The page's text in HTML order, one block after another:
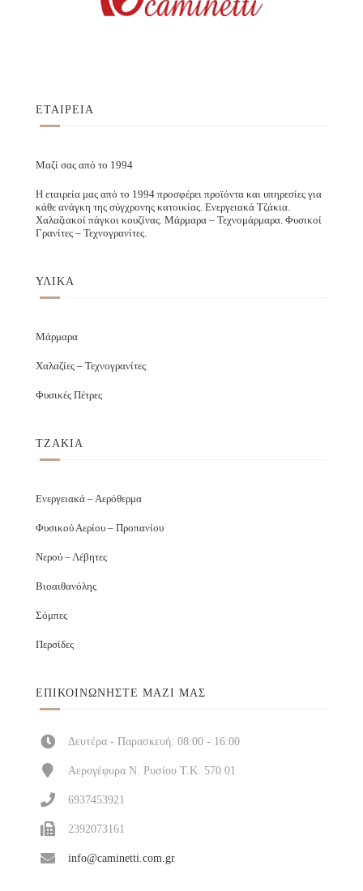
ΕΤΑΙΡΕΙΑ
Μαζί σας από το 1994
Η εταιρεία μας από το 1994 προσφέρει προϊόντα και υπηρεσίες για
κάθε ανάγκη της σύγχρονης κατοικίας. Ενεργειακά Τζάκια.
Χαλαζιακοί πάγκοι κουζίνας. Μάρμαρα – Τεχνομάρμαρα. Φυσικοί
Γρανίτες – Τεχνογρανίτες.
ΥΛΙΚΑ
Μάρμαρα
Χαλαζίες – Τεχνογρανίτες
Φυσικές Πέτρες
ΤΖΑΚΙΑ
Ενεργειακά – Αερόθερμα
Φυσικού Αερίου – Προπανίου
Νερού – Λέβητες
Βιοαιθανόλης
Σόμπες
Περσίδες
ΕΠΙΚΟΙΝΩΝΉΣΤΕ ΜΑΖΊ ΜΑΣ
Δευτέρα - Παρασκευή: 08:00 - 16:00
Αερογέφυρα Ν. Ρυσίου Τ.Κ. 570 01
6937453921
2392073161
info@caminetti.com.gr